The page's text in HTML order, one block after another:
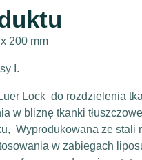
200 mm
I.
Lock do rozdzielenia
w bliznę tkanki
Wyprodukowana ze stali
w zabiegach